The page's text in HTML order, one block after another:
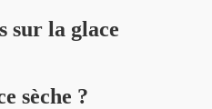
sur la glace
sèche ?